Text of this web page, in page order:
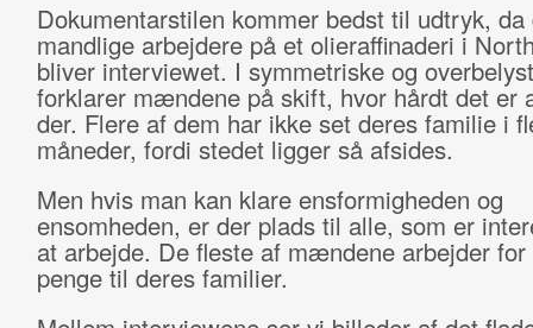
Dokumentarstilen kommer bedst til udtryk, da
mandlige arbejdere på et olieraffinaderi i
bliver interviewet. I symmetriske og
forklarer mændene på skift, hvor hårdt det er
der. Flere af dem har ikke set deres familie i
måneder, fordi stedet ligger så afsides.
Men hvis man kan klare ensformigheden og
ensomheden, er der plads til alle, som er
at arbejde. De fleste af mændene arbejder for
penge til deres familier.